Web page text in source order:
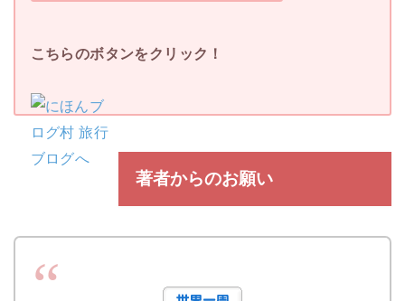
こちらのボタンをクリック！
著者からのお願い